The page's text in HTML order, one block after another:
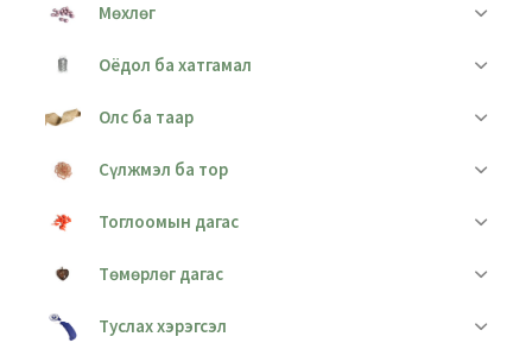
Мөхлөг
Оёдол ба хатгамал
Олс ба таар
Сүлжмэл ба тор
Тоглоомын дагас
Төмөрлөг дагас
Туслах хэрэгсэл